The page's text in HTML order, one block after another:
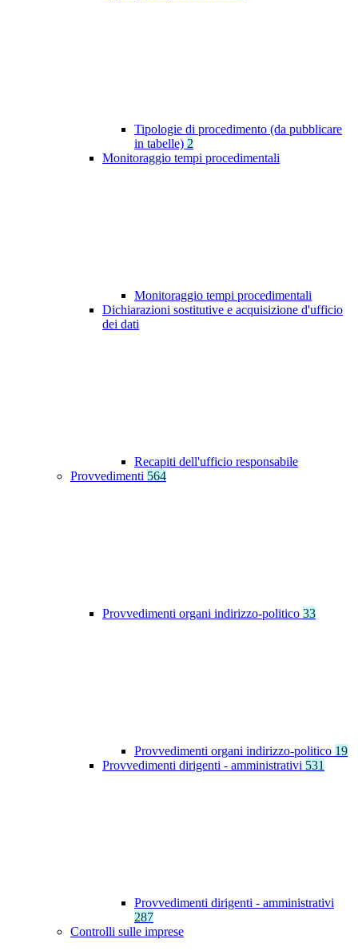
Tipologie di procedimento (da pubblicare
in tabelle) 2
Monitoraggio tempi procedimentali
Monitoraggio tempi procedimentali
Dichiarazioni sostitutive e acquisizione d'ufficio
dei dati
Recapiti dell'ufficio responsabile
Provvedimenti 564
Provvedimenti organi indirizzo-politico 33
Provvedimenti organi indirizzo-politico 19
Provvedimenti dirigenti - amministrativi 531
Provvedimenti dirigenti - amministrativi
287
Controlli sulle imprese